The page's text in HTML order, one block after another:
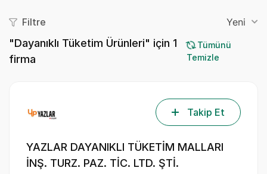
Filtre Yeni
"Dayanıklı Tüketim Ürünleri" için 1
firma
Tümünü
Temizle
YAZLAR DAYANIKLI TÜKETİM MALLARI
İNŞ. TURZ. PAZ. TİC. LTD. ŞTİ.
Takip Et